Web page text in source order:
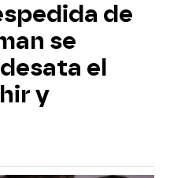
de
se
el
y